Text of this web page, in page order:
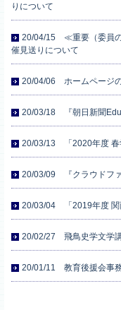
りについて
20/04/15 ≪重要（委員の
催見送りについて
20/04/06 ホームページ
20/03/18 『朝日新聞
20/03/13 「2020年度 春
20/03/09 『クラウドフ
20/03/04 「2019年度 関
20/02/27 飛鳥史学文学
20/01/11 教育後援会事務